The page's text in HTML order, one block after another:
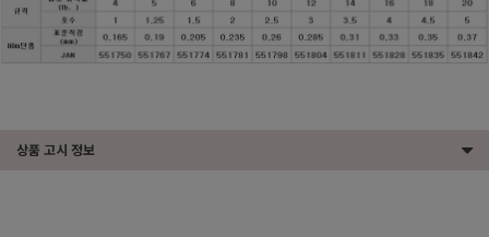
상품 고시 정보